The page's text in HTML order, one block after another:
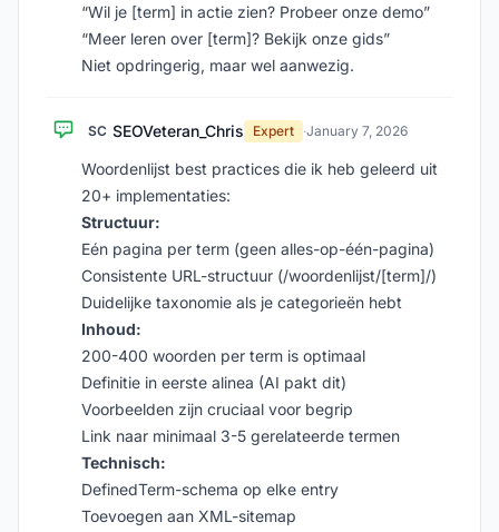
“Wil je [term] in actie zien? Probeer onze demo”
“Meer leren over [term]? Bekijk onze gids”
Niet opdringerig, maar wel aanwezig.
SC SEOVeteran_Chris Expert ·January 7, 2026
Woordenlijst best practices die ik heb geleerd uit
20+ implementaties:
Structuur:
Eén pagina per term (geen alles-op-één-pagina)
Consistente URL-structuur (/woordenlijst/[term]/)
Duidelijke taxonomie als je categorieën hebt
Inhoud:
200-400 woorden per term is optimaal
Definitie in eerste alinea (AI pakt dit)
Voorbeelden zijn cruciaal voor begrip
Link naar minimaal 3-5 gerelateerde termen
Technisch:
DefinedTerm-schema op elke entry
Toevoegen aan XML-sitemap